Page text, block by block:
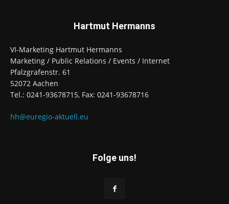
Hartmut Hermanns
VI-Marketing Hartmut Hermanns
Marketing / Public Relations / Events / Internet
Pfalzgrafenstr. 61
52072 Aachen
Tel.: 0241-93678715, Fax: 0241-93678716
hh@euregio-aktuell.eu
Folge uns!